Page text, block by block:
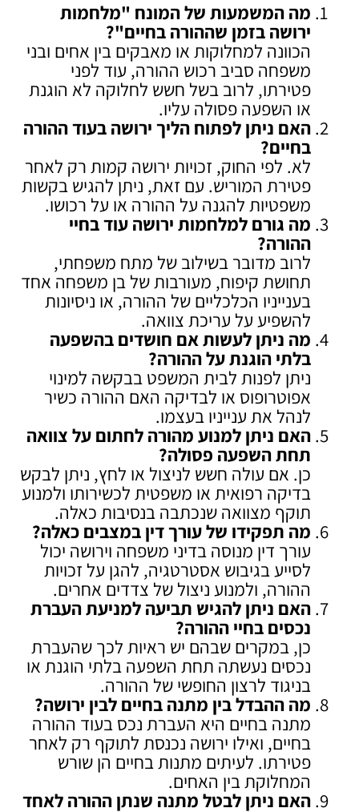
מה המשמעות של המונח "מלחמות
ירושה בזמן שההורה בחיים"?
הכוונה למחלוקות או מאבקים בין אחים ובני
משפחה סביב רכוש ההורה, עוד לפני
פטירתו, לרוב בשל חשש לחלוקה לא הוגנת
או השפעה פסולה עליו.
האם ניתן לפתוח הליך ירושה בעוד ההורה
בחיים?
לא. לפי החוק, זכויות ירושה קמות רק לאחר
פטירת המוריש. עם זאת, ניתן להגיש בקשות
משפטיות להגנה על ההורה או על רכושו.
מה גורם למלחמות ירושה עוד בחיי
ההורה?
לרוב מדובר בשילוב של מתח משפחתי,
תחושת קיפוח, מעורבות של בן משפחה אחד
בענייניו הכלכליים של ההורה, או ניסיונות
להשפיע על עריכת צוואה.
מה ניתן לעשות אם חושדים בהשפעה
בלתי הוגנת על ההורה?
ניתן לפנות לבית המשפט בבקשה למינוי
אפוטרופוס או לבדיקה האם ההורה כשיר
לנהל את ענייניו בעצמו.
האם ניתן למנוע מהורה לחתום על צוואה
תחת השפעה פסולה?
כן. אם עולה חשש לניצול או לחץ, ניתן לבקש
בדיקה רפואית או משפטית לכשירותו ולמנוע
תוקף מצוואה שנכתבה בנסיבות כאלה.
מה תפקידו של עורך דין במצבים כאלה?
עורך דין מנוסה בדיני משפחה וירושה יכול
לסייע בגיבוש אסטרטגיה, להגן על זכויות
ההורה, ולמנוע ניצול של צדדים אחרים.
האם ניתן להגיש תביעה למניעת העברת
נכסים בחיי ההורה?
כן, במקרים שבהם יש ראיות לכך שהעברת
נכסים נעשתה תחת השפעה בלתי הוגנת או
בניגוד לרצון החופשי של ההורה.
מה ההבדל בין מתנה בחיים לבין ירושה?
מתנה בחיים היא העברת נכס בעוד ההורה
בחיים, ואילו ירושה נכנסת לתוקף רק לאחר
פטירתו. לעיתים מתנות בחיים הן שורש
המחלוקת בין האחים.
האם ניתן לבטל מתנה שנתן ההורה לאחד